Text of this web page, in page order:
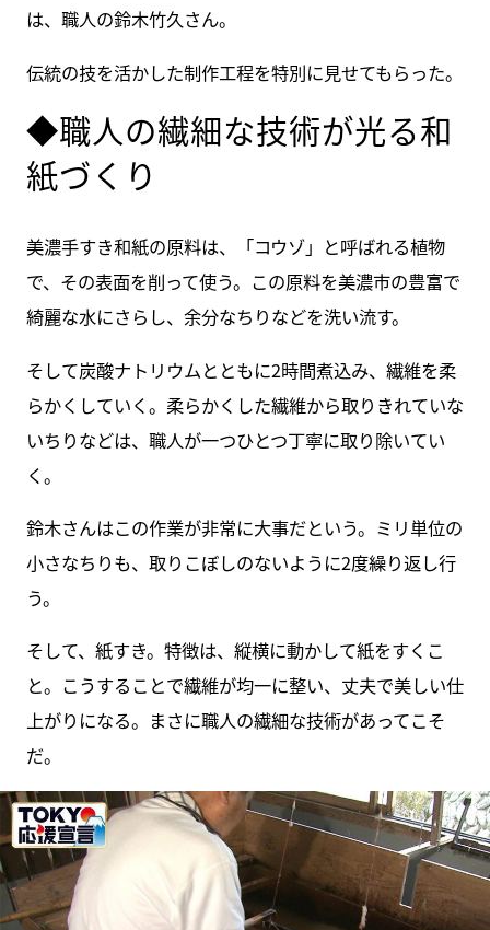
は、職人の鈴木竹久さん。
伝統の技を活かした制作工程を特別に見せてもらった。
◆職人の繊細な技術が光る和
紙づくり
美濃手すき和紙の原料は、「コウゾ」と呼ばれる植物
で、その表面を削って使う。この原料を美濃市の豊富で
綺麗な水にさらし、余分なちりなどを洗い流す。
そして炭酸ナトリウムとともに2時間煮込み、繊維を柔
らかくしていく。柔らかくした繊維から取りきれていな
いちりなどは、職人が一つひとつ丁寧に取り除いてい
く。
鈴木さんはこの作業が非常に大事だという。ミリ単位の
小さなちりも、取りこぼしのないように2度繰り返し行
う。
そして、紙すき。特徴は、縦横に動かして紙をすくこ
と。こうすることで繊維が均一に整い、丈夫で美しい仕
上がりになる。まさに職人の繊細な技術があってこそ
だ。